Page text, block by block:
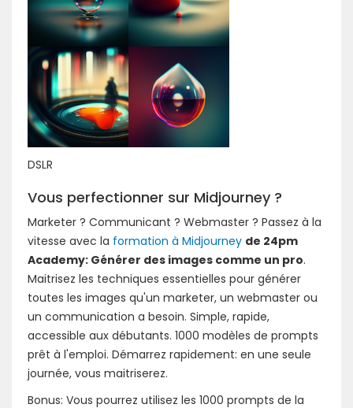
DSLR
Vous perfectionner sur Midjourney ?
Marketer ? Communicant ? Webmaster ? Passez à la
vitesse avec la formation à Midjourney de 24pm
Academy: Générer des images comme un pro.
Maitrisez les techniques essentielles pour générer
toutes les images qu'un marketer, un webmaster ou
un communication a besoin. Simple, rapide,
accessible aux débutants. 1000 modèles de prompts
prêt à l'emploi. Démarrez rapidement: en une seule
journée, vous maitriserez.
Bonus: Vous pourrez utilisez les 1000 prompts de la